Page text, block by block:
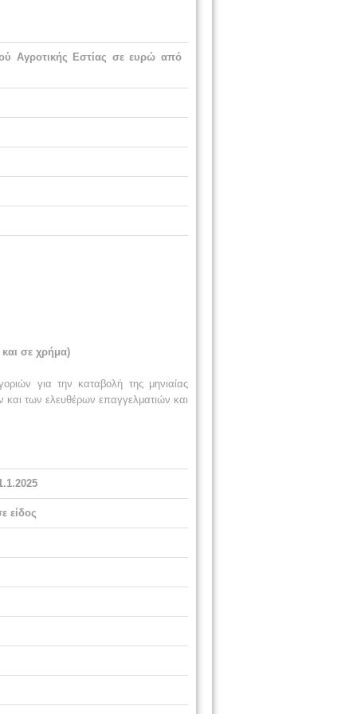
Αγροτικής Εστίας σε ευρώ από
και σε χρήμα)
για την καταβολή της μηνιαίας
και των ελευθέρων επαγγελματιών και
είδος